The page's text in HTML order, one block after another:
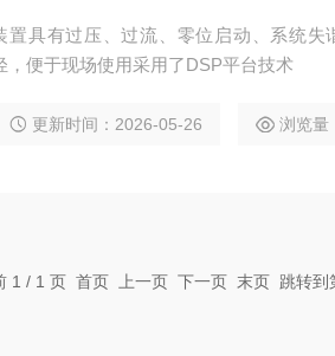
置具有过压、过流、零位启动、系统
，便于现场使用采用了DSP平台技术
更新时间：2026-05-26 浏览量
1 / 1 页 首页 上一页 下一页 末页 跳转到